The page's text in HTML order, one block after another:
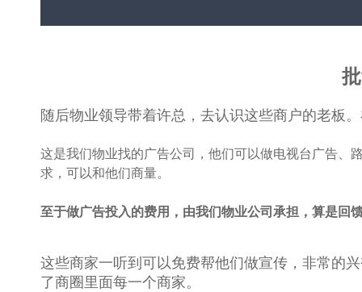
随后物业领导带着许总，去认识这些商户的老板
这是我们物业找的广告公司，他们可以做电视台广告、
求，可以和他们商量。
至于做广告投入的费用，由我们物业公司承担，算是回
这些商家一听到可以免费帮他们做宣传，非常的
了商圈里面每一个商家。